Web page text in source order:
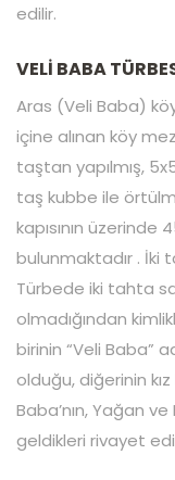
edilir.
VELİ BABA
Aras (Veli Baba)
içine alınan köy
taştan yapılmış,
taş kubbe ile
kapısının
bulunmaktadır . İki
Türbede iki tahta
olmadığından
birinin “Veli Baba”
olduğu, diğerinin
Baba’nın, Yağan
geldikleri rivayet